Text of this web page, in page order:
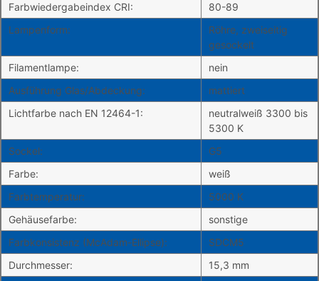
Farbwiedergabeindex CRI:
80-89
Lampenform:
Röhre, zweiseitig
gesockelt
Filamentlampe:
nein
Ausführung Glas/Abdeckung:
mattiert
Lichtfarbe nach EN 12464-1:
neutralweiß 3300 bis
5300 K
Sockel:
G5
Farbe:
weiß
Farbtemperatur:
5000 K
Gehäusefarbe:
sonstige
Farbkonsistenz (McAdam-Ellipse):
SDCM5
Durchmesser:
15,3 mm